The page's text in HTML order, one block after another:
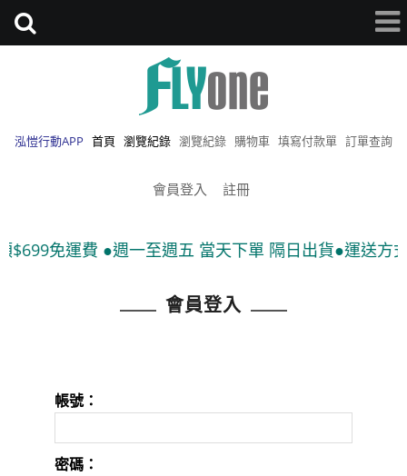
泓愷行動APP 首頁 瀏覽紀錄 瀏覽紀錄 購物車 填寫付款單 訂單查詢
會員登入 註冊
免運費 ●週一至週五 當天下單 隔日出貨●運送方
會員登入
帳號：
密碼：